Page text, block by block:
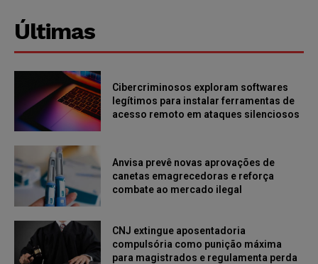
Últimas
Cibercriminosos exploram softwares
legítimos para instalar ferramentas de
acesso remoto em ataques silenciosos
Anvisa prevê novas aprovações de
canetas emagrecedoras e reforça
combate ao mercado ilegal
CNJ extingue aposentadoria
compulsória como punição máxima
para magistrados e regulamenta perda